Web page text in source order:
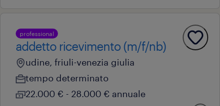
professional
addetto ricevimento (m/f/nb)
udine, friuli-venezia giulia
tempo determinato
22.000 € - 28.000 € annuale